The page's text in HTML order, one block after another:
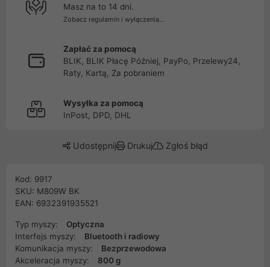
Masz na to 14 dni.
Zobacz regulamin i wyłączenia...
Zapłać za pomocą
BLIK, BLIK Płacę Później, PayPo, Przelewy24,
Raty, Kartą, Za pobraniem
Wysyłka za pomocą
InPost, DPD, DHL
Udostępnij Drukuj Zgłoś błąd
Kod: 9917
SKU: M809W BK
EAN: 6932391935521
Typ myszy:
Optyczna
Interfejs myszy:
Bluetooth i radiowy
Komunikacja myszy:
Bezprzewodowa
Akceleracja myszy:
800 g